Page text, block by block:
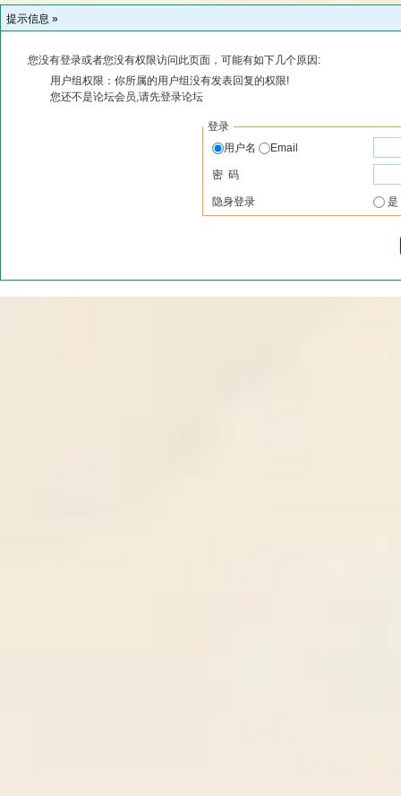
提示信息 »
您没有登录或者您没有权限访问此页面，可能有如下几个原因:
用户组权限：你所属的用户组没有发表回复的权限!
您还不是论坛会员,请先登录论坛
登录
用户名
Email
密 码
隐身登录